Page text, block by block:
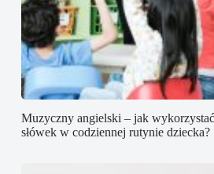
Muzyczny angielski – jak
słówek w codziennej rutynie dziecka?